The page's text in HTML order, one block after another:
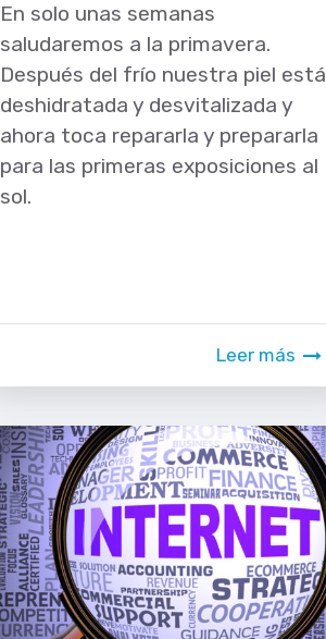
En solo unas semanas
saludaremos a la primavera.
Después del frío nuestra piel está
deshidratada y desvitalizada y
ahora toca repararla y prepararla
para las primeras exposiciones al
sol.
Leer más